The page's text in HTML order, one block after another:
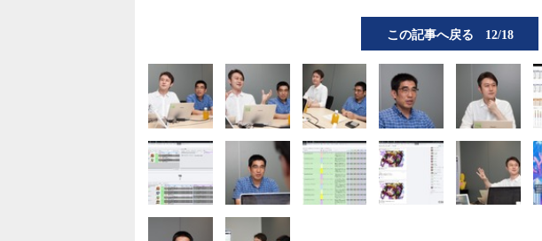
この記事へ戻る 12/18